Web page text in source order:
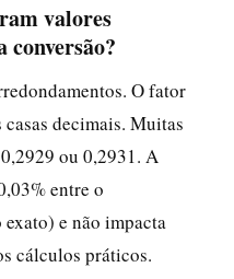
valores
O fator
decimais. Muitas
ou 0,2931. A
entre o
e não impacta
cálculos práticos.